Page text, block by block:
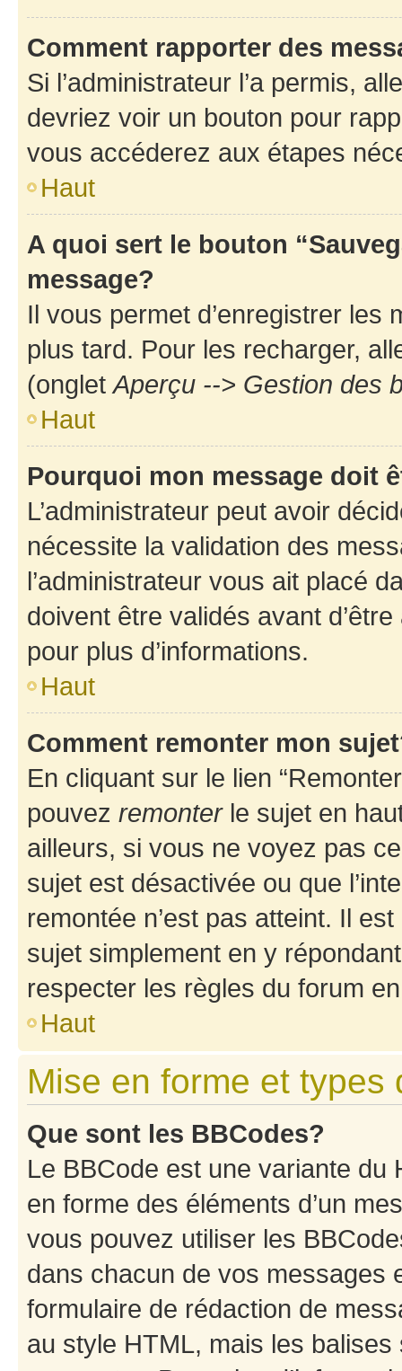
Comment rapporter des
Si l’administrateur l’a permis,
devriez voir un bouton pour
vous accéderez aux étapes
Haut
A quoi sert le bouton
message?
Il vous permet d’enregistrer
plus tard. Pour les recharger,
(ongletAperçu --> Gestion des
Haut
Pourquoi mon message doit
L’administrateur peut avoir
nécessite la validation des
l’administrateur vous ait placé
doivent être validés avant
pour plus d’informations.
Haut
Comment remonter mon
En cliquant sur le lien
pouvez remonterle sujet en
ailleurs, si vous ne voyez pas
sujet est désactivée ou que
remontée n’est pas atteint. Il
sujet simplement en y
respecter les règles du forum
Haut
Mise en forme et types
Que sont les BBCodes?
Le BBCode est une variante du
en forme des éléments d’un
vous pouvez utiliser les
dans chacun de vos messages
formulaire de rédaction de
au style HTML, mais les